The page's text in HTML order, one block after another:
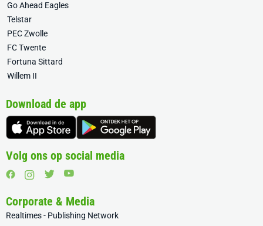
Go Ahead Eagles
Telstar
PEC Zwolle
FC Twente
Fortuna Sittard
Willem II
Download de app
Volg ons op social media
Corporate & Media
Realtimes - Publishing Network